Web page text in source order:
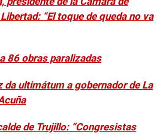
“El toque de queda no va
86 obras paralizadas
da ultimátum a gobernador de La
de Trujillo: “Congresistas